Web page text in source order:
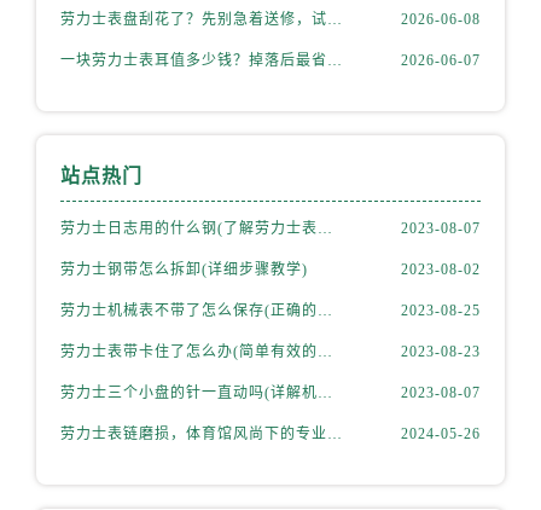
劳力士表盘刮花了？先别急着送修，试试这几种方法 2026-06-08
一块劳力士表耳值多少钱？掉落后最省钱的解决方式 2026-06-07
站点热门
劳力士日志用的什么钢(了解劳力士表款材质选择) 2023-08-07
劳力士钢带怎么拆卸(详细步骤教学) 2023-08-02
劳力士机械表不带了怎么保存(正确的方法和注意事项) 2023-08-25
劳力士表带卡住了怎么办(简单有效的解决方法) 2023-08-23
劳力士三个小盘的针一直动吗(详解机械表小盘指针运行规律) 2023-08-07
劳力士表链磨损，体育馆风尚下的专业修复之道 2024-05-26